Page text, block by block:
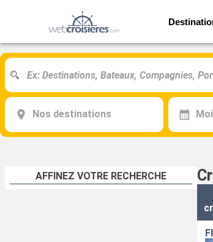
Nos destinations
AFFINEZ VOTRE RECHERCHE